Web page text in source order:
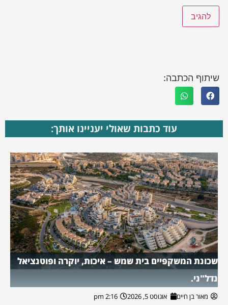
שיתוף הכתבה:
עוד כתבות שאולי יעניינו אותך:
שכונת המשקפיים בית שמש – איכות, יוקרה ופוטנציאל
נדל"ני.
מאור בן חיים אוגוסט 5, 2026 2:16 pm